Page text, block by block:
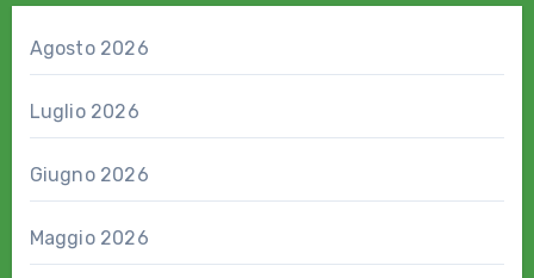
Agosto 2026
Luglio 2026
Giugno 2026
Maggio 2026